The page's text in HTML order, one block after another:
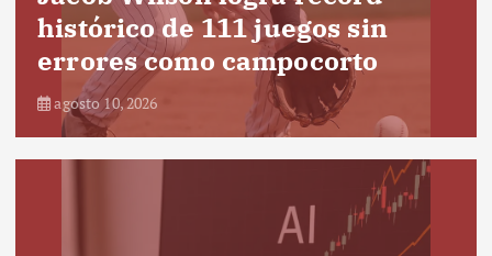
histórico de 111 juegos sin
errores como campocorto
agosto 10, 2026